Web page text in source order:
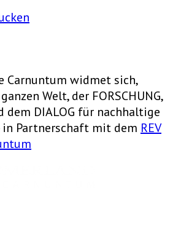
Carnuntum widmet sich,
Welt, der FORSCHUNG,
dem DIALOG für nachhaltige
Partnerschaft mit dem REV